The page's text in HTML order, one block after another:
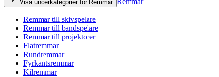
Visa underkategorier för Remmar
Remmar till skivspelare
Remmar till bandspelare
Remmar till projektorer
Flatremmar
Rundremmar
Fyrkantsremmar
Kilremmar